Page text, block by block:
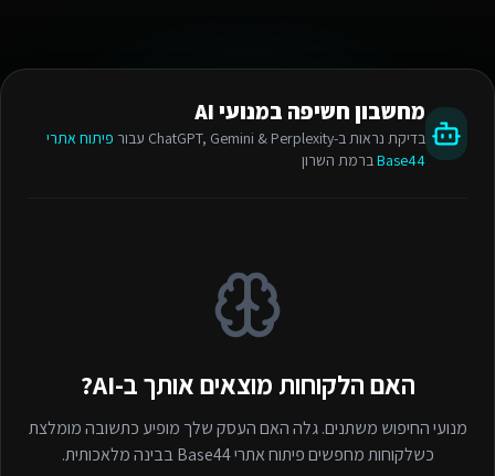
מחשבון חשיפה במנועי AI
בדיקת נראות ב-ChatGPT, Gemini & Perplexity עבור
פיתוח אתרי
Base44ברמת השרון
האם הלקוחות מוצאים אותך ב-AI?
מנועי החיפוש משתנים. גלה האם העסק שלך מופיע כתשובה מומלצת
כשלקוחות מחפשיםפיתוח אתרי Base44 בבינה מלאכותית.